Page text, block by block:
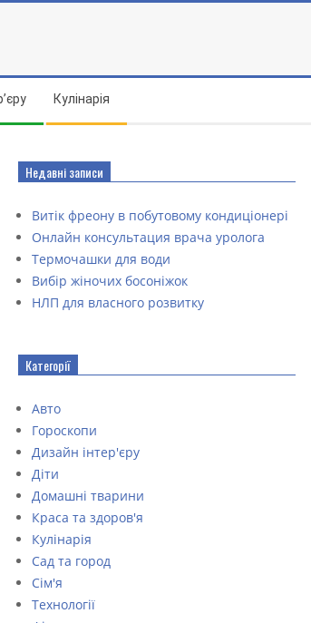
Кулінарія
Недавні записи
Витік фреону в побутовому кондиціонері
Онлайн консультация врача уролога
Термочашки для води
Вибір жіночих босоніжок
НЛП для власного розвитку
Категорії
Авто
Гороскопи
Дизайн інтер'єру
Діти
Домашні тварини
Краса та здоров'я
Кулінарія
Сад та город
Сім'я
Технології